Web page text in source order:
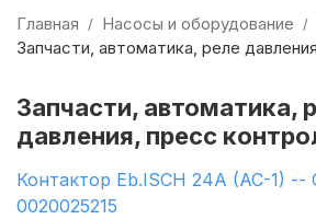
Главная / Насосы и оборудование /
Запчасти, автоматика, реле
Запчасти, автоматика,
давления, пресс
Контактор Eb.ISCH 24A (AC-1) --
0020025215